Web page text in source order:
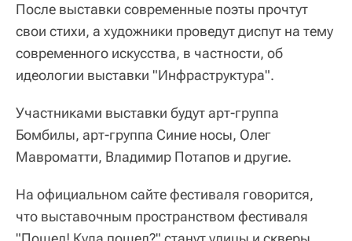
После выставки современные поэты прочтут
свои стихи, а художники проведут диспут на тему
современного искусства, в частности, об
идеологии выставки "Инфраструктура".
Участниками выставки будут арт-группа
Бомбилы, арт-группа Синие носы, Олег
Мавроматти, Владимир Потапов и другие.
На официальном сайте фестиваля говорится,
что выставочным пространством фестиваля